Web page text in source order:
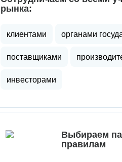
рынка:
клиентами
органами
поставщиками
инвесторами
Выбираем
правилам